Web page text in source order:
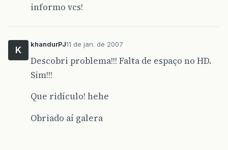
informo vcs!
K
khandurPJ11 de jan. de 2007
Descobri problema!!! Falta de espaço no HD.
Sim!!!
Que ridículo! hehe
Obriado aí galera